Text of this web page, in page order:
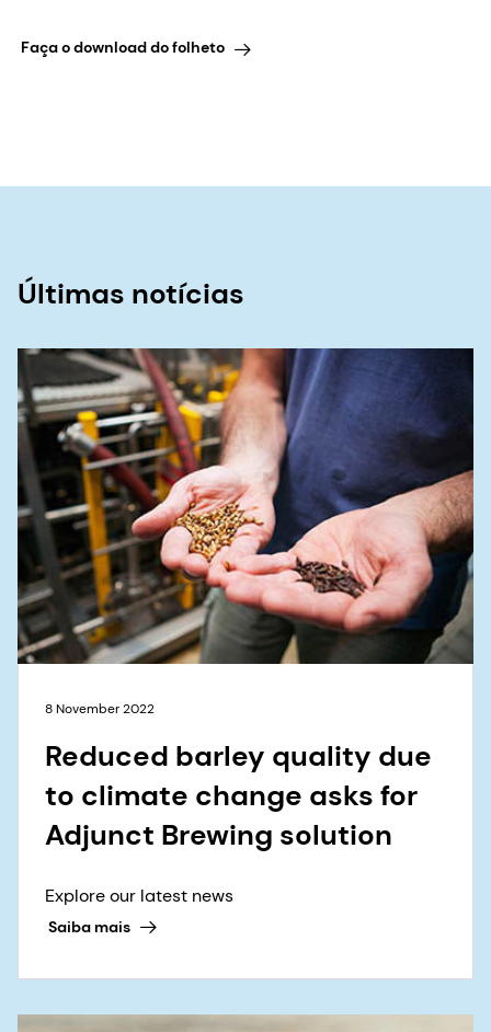
Faça o download do folheto
Últimas notícias
8 November 2022
Reduced barley quality due
to climate change asks for
Adjunct Brewing solution
Explore our latest news
Saiba mais